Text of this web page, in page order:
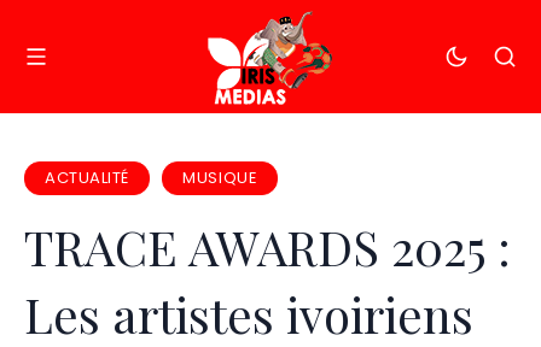
ACTUALITÉ MUSIQUE
TRACE AWARDS 2025 :
Les artistes ivoiriens